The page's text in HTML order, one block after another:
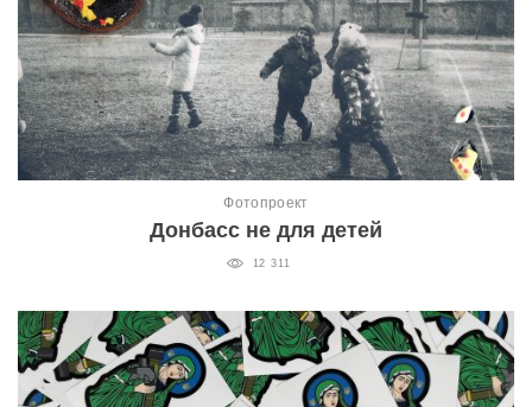
Фотопроект
Донбасс не для детей
12 311